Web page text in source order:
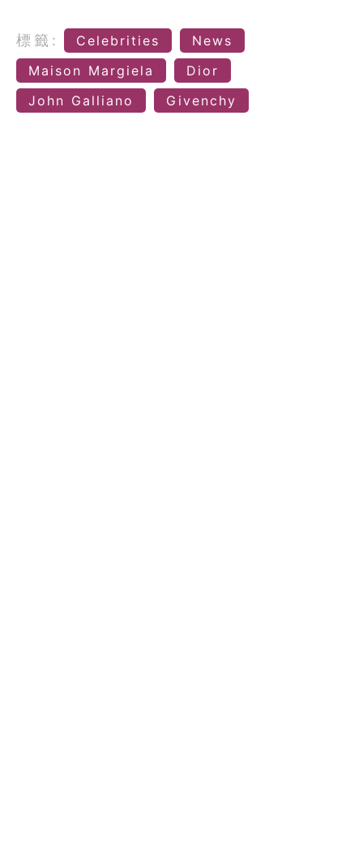
標籤: Celebrities
News
Maison Margiela
Dior
John Galliano
Givenchy